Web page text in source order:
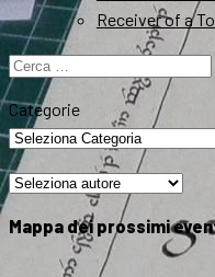
Receiver of a
Ricerca
per:
Categorie
Mappa dei prossimi